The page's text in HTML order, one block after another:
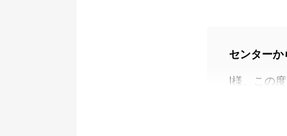
センターか
I様、この
またお困